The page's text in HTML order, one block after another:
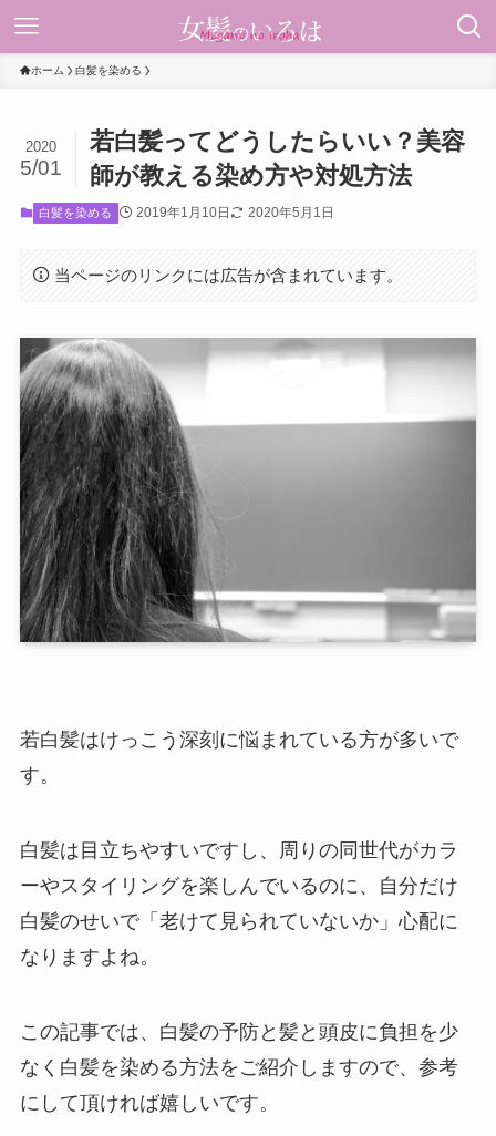
ホーム 白髪を染める
若白髪ってどうしたらいい？美容
師が教える染め方や対処方法
2020
5/01
白髪を染める 2019年1月10日 2020年5月1日
当ページのリンクには広告が含まれています。
若白髪はけっこう深刻に悩まれている方が多いで
す。
白髪は目立ちやすいですし、周りの同世代がカラ
ーやスタイリングを楽しんでいるのに、自分だけ
白髪のせいで「老けて見られていないか」心配に
なりますよね。
この記事では、白髪の予防と髪と頭皮に負担を少
なく白髪を染める方法をご紹介しますので、参考
にして頂ければ嬉しいです。